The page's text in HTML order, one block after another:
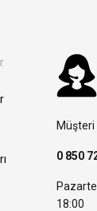
0 850
18:00